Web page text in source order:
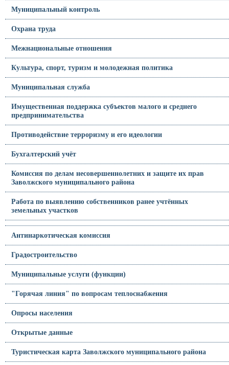
Муниципальный контроль
Охрана труда
Межнациональные отношения
Культура, спорт, туризм и молодежная политика
Муниципальная служба
Имущественная поддержка субъектов малого и среднего
предпринимательства
Противодействие терроризму и его идеологии
Бухгалтерский учёт
Комиссия по делам несовершеннолетних и защите их прав
Заволжского муниципального района
Работа по выявлению собственников ранее учтённых
земельных участков
Антинаркотическая комиссия
Градостроительство
Муниципальные услуги (функции)
"Горячая линия" по вопросам теплоснабжения
Опросы населения
Открытые данные
Туристическая карта Заволжского муниципального района